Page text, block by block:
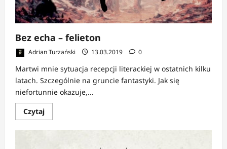
Bez echa – felieton
Adrian Turzański 13.03.2019 0
Martwi mnie sytuacja recepcji literackiej w ostatnich kilku
latach. Szczególnie na gruncie fantastyki. Jak się
niefortunnie okazuje,...
CzytajDowiedz
się
o